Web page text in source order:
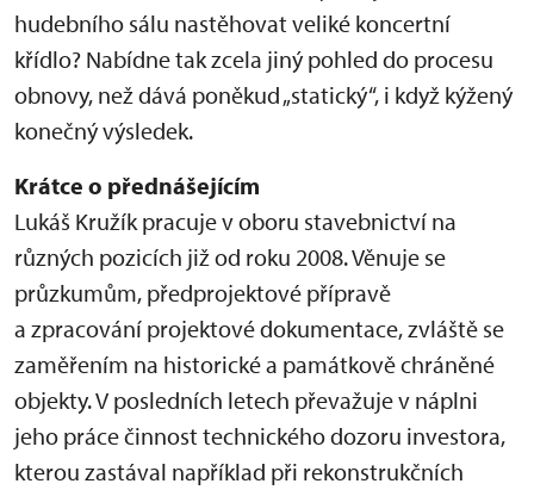
hudebního sálu nastěhovat veliké koncertní
křídlo? Nabídne tak zcela jiný pohled do procesu
obnovy, než dává poněkud „statický“, i když kýžený
konečný výsledek.
Krátce o přednášejícím
Lukáš Kružík pracuje v oboru stavebnictví na
různých pozicích již od roku 2008. Věnuje se
průzkumům, předprojektové přípravě
a zpracování projektové dokumentace, zvláště se
zaměřením na historické a památkově chráněné
objekty. V posledních letech převažuje v náplni
jeho práce činnost technického dozoru investora,
kterou zastával například při rekonstrukčních